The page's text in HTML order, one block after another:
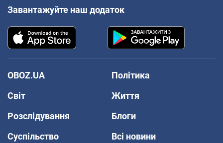
Завантажуйте наш додаток
OBOZ.UA
Політика
Світ
Життя
Розслідування
Блоги
Суспільство
Всі новини